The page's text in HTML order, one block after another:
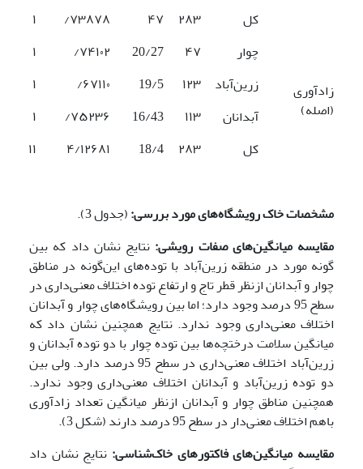
کل
‎۲۸۳‎ ‎۴۷‎ ۷۳۸۷۸‎/ ‎۱‎
زادآوری
(اصله)
چوار ۴۷‎ 20/27 ۷۴۱۰۲‎/
‎۱‎
زرین‌آباد ‎۱۲۳‎ 19/5 ۶۷۱۱۰‎/
‎۱
آبدانان
‎۱۱۳‎ 16/43 ۷۵۲۳۶‎/
‎۱‎
کل
‎۲۸۳‎ 18/4 ‎۴/۱۲۶۸۱‎ ‎۱۱
مشخصات خاک رویشگاه‌های مورد بررسی:(جدول 3).
مقایسه میانگین‌های صفات رویشی: نتایج نشان داد که بین
گونه مورد در منطقه زرین‌آباد با توده‌های این‌گونه در مناطق
چوار و آبدانان ازنظر قطر تاج و ارتفاع توده اختلاف معنی‌داری در
سطح 95 درصد وجود دارد؛ اما بین رویشگاه‌های چوار و آبدانان
اختلاف معنی‌داری وجود ندارد. نتایج همچنین نشان داد که
میانگین سلامت درختچه‌ها بین توده چوار با دو توده آبدانان و
زرین‌آباد اختلاف معنی‌داری در سطح 95 درصد دارد. ولی بین
دو توده زرین‌آباد و آبدانان اختلاف معنی‌داری وجود ندارد.
همچنین مناطق چوار و آبدانان ازنظر میانگین تعداد زادآوری
باهم اختلاف معنی‌دار در سطح 95 درصد دارند (شکل 3).
مقایسه میانگین‌های فاکتورهای خاک‌شناسی: نتایج نشان داد